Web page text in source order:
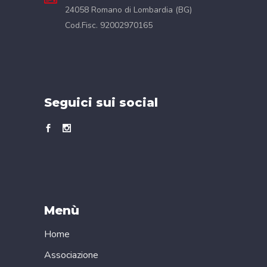
24058 Romano di Lombardia (BG)
Cod.Fisc. 92002970165
Seguici sui social
Menù
Home
Associazione